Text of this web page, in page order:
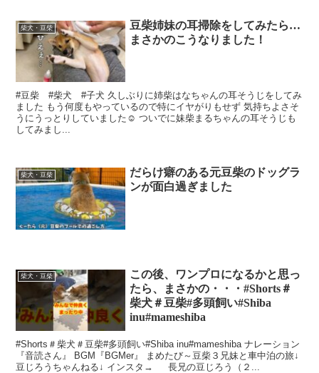
柴犬・豆柴
豆柴姉妹の耳掃除をしてみたら…
まさかのこうなりました！
#豆柴 #柴犬 #子犬 久しぶりに姉柴はなちゃんの耳そうじをしてみ
ました もう何度もやっているので特にイヤがりもせず 気持ちよさそ
うにうっとりしていました☺️ ついでに妹柴まるちゃんの耳そうじも
してみまし...
柴犬・豆柴
だらけ癖のある元豆柴のドッグラ
ンが面白過ぎました
柴犬・豆柴
この後、ワンプロになるかと思っ
たら、まさかの・・・#Shorts＃
柴犬＃豆柴#多頭飼い#Shiba
inu#mameshiba
#Shorts＃柴犬＃豆柴#多頭飼い#Shiba inu#mameshiba ナレーション
『音読さん』 BGM『BGMer』 まめたび～豆柴３兄妹と車中泊の旅↓
豆じろうちゃんねる↓ インスタ→ 長兄の豆じろう（２...